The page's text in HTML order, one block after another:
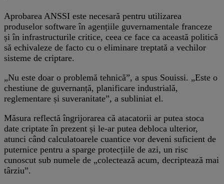
Aprobarea ANSSI este necesară pentru utilizarea
produselor software în agențiile guvernamentale franceze
și în infrastructurile critice, ceea ce face ca această politică
să echivaleze de facto cu o eliminare treptată a vechilor
sisteme de criptare.
„Nu este doar o problemă tehnică”, a spus Souissi. „Este o
chestiune de guvernanță, planificare industrială,
reglementare și suveranitate”, a subliniat el.
Măsura reflectă îngrijorarea că atacatorii ar putea stoca
date criptate în prezent și le-ar putea debloca ulterior,
atunci când calculatoarele cuantice vor deveni suficient de
puternice pentru a sparge protecțiile de azi, un risc
cunoscut sub numele de „colectează acum, decriptează mai
târziu”.